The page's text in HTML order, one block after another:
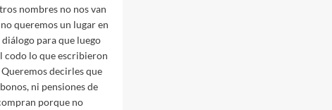
nombres no nos van
queremos un lugar en
diálogo para que luego
codo lo que escribieron
decirles que
ni pensiones de
porque no